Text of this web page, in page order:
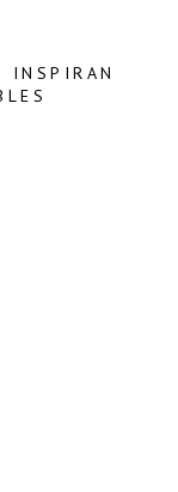
INSPIRAN